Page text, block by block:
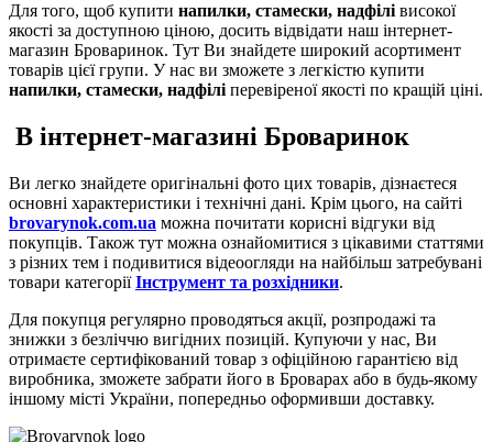
Для того, щоб купити напилки, стамески, надфілі високої
якості за доступною ціною, досить відвідати наш інтернет-
магазин Броваринок. Тут Ви знайдете широкий асортимент
товарів цієї групи. У нас ви зможете з легкістю купити
напилки, стамески, надфілі перевіреної якості по кращій ціні.
В інтернет-магазині Броваринок
Ви легко знайдете оригінальні фото цих товарів, дізнаєтеся
основні характеристики і технічні дані. Крім цього, на сайті
brovarynok.com.ua можна почитати корисні відгуки від
покупців. Також тут можна ознайомитися з цікавими статтями
з різних тем і подивитися відеоогляди на найбільш затребувані
товари категоріїІнструмент та розхідники.
Для покупця регулярно проводяться акції, розпродажі та
знижки з безліччю вигідних позицій. Купуючи у нас, Ви
отримаєте сертифікований товар з офіційною гарантією від
виробника, зможете забрати його в Броварах або в будь-якому
іншому місті України, попередньо оформивши доставку.